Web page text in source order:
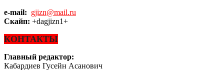
e-mail: gjizn@mail.ru
Скайп: +dagjizn1+
КОНТАКТЫ
Главный редактор:
Кабардиев Гусейн Асанович